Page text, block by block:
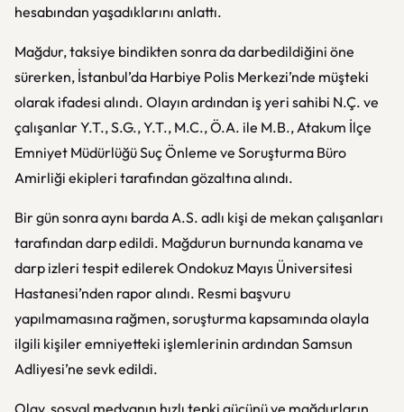
hesabından yaşadıklarını anlattı.
Mağdur, taksiye bindikten sonra da darbedildiğini öne
sürerken, İstanbul’da Harbiye Polis Merkezi’nde müşteki
olarak ifadesi alındı. Olayın ardından iş yeri sahibi N.Ç. ve
çalışanlar Y.T., S.G., Y.T., M.C., Ö.A. ile M.B., Atakum İlçe
Emniyet Müdürlüğü Suç Önleme ve Soruşturma Büro
Amirliği ekipleri tarafından gözaltına alındı.
Bir gün sonra aynı barda A.S. adlı kişi de mekan çalışanları
tarafından darp edildi. Mağdurun burnunda kanama ve
darp izleri tespit edilerek Ondokuz Mayıs Üniversitesi
Hastanesi’nden rapor alındı. Resmi başvuru
yapılmamasına rağmen, soruşturma kapsamında olayla
ilgili kişiler emniyetteki işlemlerinin ardından Samsun
Adliyesi’ne sevk edildi.
Olay, sosyal medyanın hızlı tepki gücünü ve mağdurların